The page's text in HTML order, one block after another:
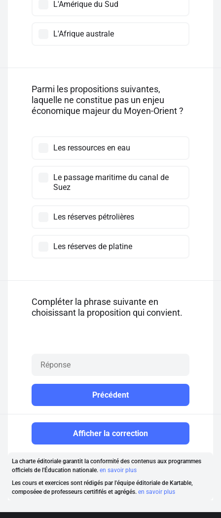
L'Amérique du Sud
L'Afrique australe
Parmi les propositions suivantes,
laquelle ne constitue pas un enjeu
économique majeur du Moyen-Orient ?
Les ressources en eau
Le passage maritime du canal de
Suez
Les réserves pétrolières
Les réserves de platine
Compléter la phrase suivante en
choisissant la proposition qui convient.
Précédent
Afficher la correction
La charte éditoriale garantit la conformité des contenus aux programmes
officiels de l'Éducation nationale. en savoir plus
Les cours et exercices sont rédigés par l'équipe éditoriale de Kartable,
composéee de professeurs certififés et agrégés. en savoir plus